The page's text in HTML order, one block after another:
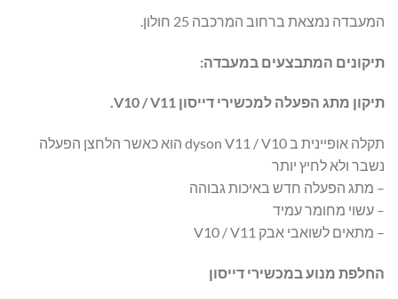
המעבדה נמצאת ברחוב המרכבה 25 חולון.
תיקונים המתבצעים במעבדה:
תיקון מתג הפעלה למכשירי דייסון V10 / V11
.
תקלה אופיינית ב dyson V11 / V10 הוא כאשר הלחצן הפעלה
נשבר ולא לחיץ יותר
– מתג הפעלה חדש באיכות גבוהה
– עשוי מחומר עמיד
– מתאים לשואבי אבק V10 / V11
החלפת מנוע במכשירי דייסון